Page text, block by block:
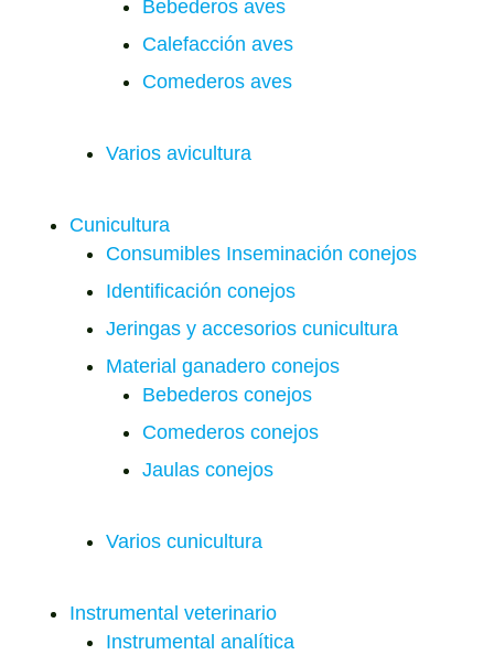
Bebederos aves
Calefacción aves
Comederos aves
Varios avicultura
Cunicultura
Consumibles Inseminación conejos
Identificación conejos
Jeringas y accesorios cunicultura
Material ganadero conejos
Bebederos conejos
Comederos conejos
Jaulas conejos
Varios cunicultura
Instrumental veterinario
Instrumental analítica